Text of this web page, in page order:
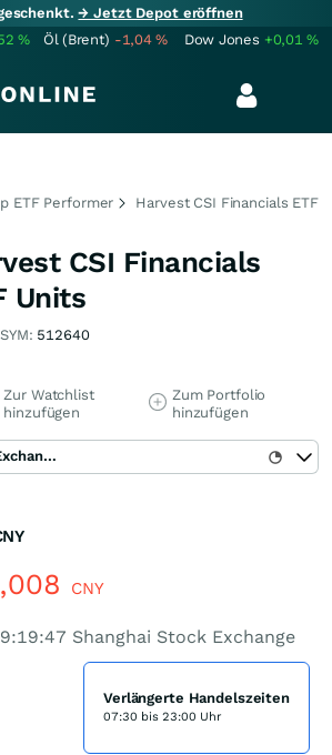
→ Jetzt Depot eröffnen
% Öl (Brent) -1,04% Dow Jones +0,01%
ETF Performer
Harvest CSI Financials ETF
CSI Financials
Units
SYM: 512640
Zur Watchlist
hinzufügen
Zum Portfolio
hinzufügen
Shanghai Stock Exchange
CNY
Shanghai Stock Exchange
Verlängerte Handelszeiten
07:30 bis 23:00 Uhr